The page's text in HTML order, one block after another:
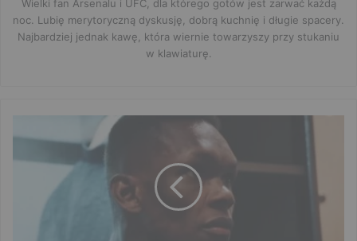
Wielki fan Arsenalu i UFC, dla którego gotów jest zarwać każdą
noc. Lubię merytoryczną dyskusję, dobrą kuchnię i długie spacery.
Najbardziej jednak kawę, która wiernie towarzyszy przy stukaniu
w klawiaturę.